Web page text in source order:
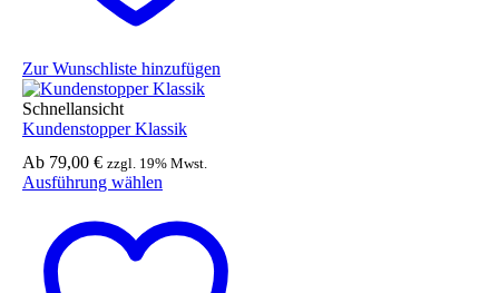
der
werden
Zur Wunschliste hinzufügen
Schnellansicht
Kundenstopper Klassik
Ab 79,00 € zzgl. 19% Mwst.
Ausführung wählen
weist
mehrere
Varianten